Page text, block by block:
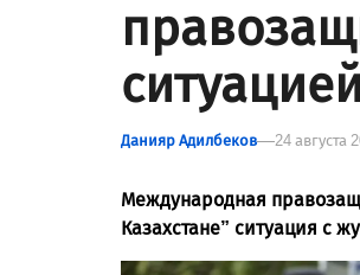
Данияр Адилбеков 24 августа
Международная
Казахстане” ситуация с